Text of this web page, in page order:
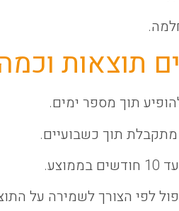
תוצאות
תוך מספר ימים.
תוך כשבועיים.
לפי הצורך לשמירה על